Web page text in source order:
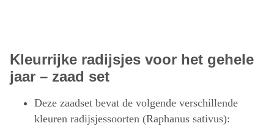
Kleurrijke radijsjes voor het gehele
jaar – zaad set
Deze zaadset bevat de volgende verschillende
kleuren radijsjessoorten (Raphanus sativus):